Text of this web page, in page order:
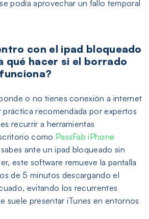
podía aprovechar un fallo temporal
con el ipad bloqueado
qué hacer si el borrado
o no tienes conexión a internet
práctica recomendada por expertos
recurrir a herramientas
como PassFab iPhone
ante un ipad bloqueado sin
este software remueve la pantalla
de 5 minutos descargando el
evitando los recurrentes
suele presentar iTunes en entornos